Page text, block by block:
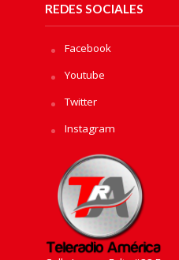
REDES SOCIALES
Facebook
Youtube
Twitter
Instagram